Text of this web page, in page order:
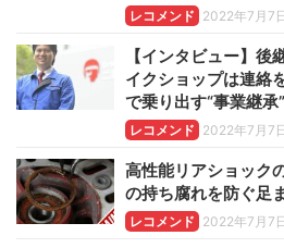
レコメンド 2022年7月7
【インタビュー】
イクショップは連絡
で乗り出す“事業継承
レコメンド 2022年7月7
高性能リアショック
の持ち腐れを防ぐ足
レコメンド 2022年7月7